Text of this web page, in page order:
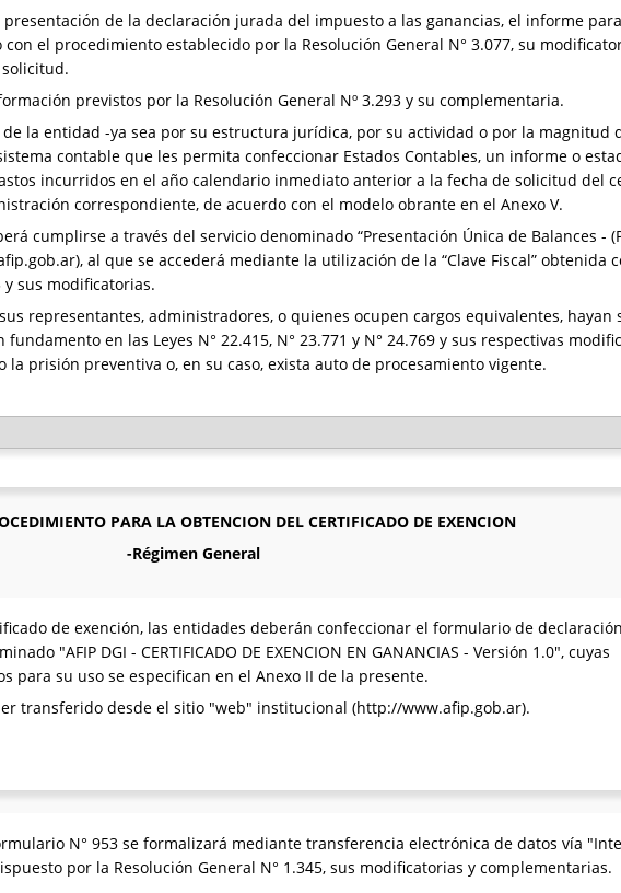
de la declaración jurada del impuesto a las ganancias, el informe
el procedimiento establecido por la Resolución General N° 3.077, su
previstos por la Resolución General Nº 3.293 y su complementaria.
la entidad -ya sea por su estructura jurídica, por su actividad o por la magnitud
contable que les permita confeccionar Estados Contables, un informe o
incurridos en el año calendario inmediato anterior a la fecha de solicitud del
correspondiente, de acuerdo con el modelo obrante en el Anexo V.
cumplirse a través del servicio denominado “Presentación Única de Balances -
al que se accederá mediante la utilización de la “Clave Fiscal” obtenida
y sus modificatorias.
representantes, administradores, o quienes ocupen cargos equivalentes, hayan
en las Leyes N° 22.415, N° 23.771 y N° 24.769 y sus respectivas
prisión preventiva o, en su caso, exista auto de procesamiento vigente.
PARA LA OBTENCION DEL CERTIFICADO DE EXENCION
-Régimen General
de exención, las entidades deberán confeccionar el formulario de
"AFIP DGI - CERTIFICADO DE EXENCION EN GANANCIAS - Versión 1.0", cuyas
para su uso se especifican en el Anexo II de la presente.
transferido desde el sitio "web" institucional (http://www.afip.gob.ar).
N° 953 se formalizará mediante transferencia electrónica de datos vía
por la Resolución General N° 1.345, sus modificatorias y complementarias.